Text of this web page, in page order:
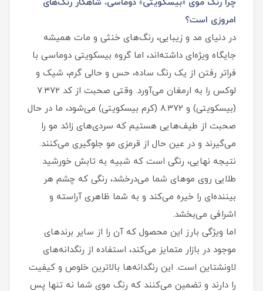
چرا رنگ موی «بیسکویتی» دوماسی، شاهکار رنگ‌های
امروزی است؟
در دنیای مد و زیبایی، رنگ‌های خنثی و مات همیشه
جایگاه ویژه‌ای داشته‌اند، اما گروه بیسکویتی دوماسی با
فراتر رفتن از یک رنگ ساده، حس و حالی گرم، شیک و
لوکس را به ارمغان می‌آورد. وقتی صحبت از کد ۷.۳۷۲
(بیسکویتی) و ۸.۳۷۲ (کرم بیسکویتی) می‌شود، ما در حال
صحبت از طیف‌هایی هستیم که سردی‌های زائد مو را
می‌گیرند و در عین حال از قرمزی مو جلوگیری می‌کنند.
نتیجه نهایی، رنگی است که شبیه به تابش خورشید
طلایی روی موهای شما می‌درخشد، رنگی که چشم هر
بیننده‌ای را خیره می‌کند و به شما ظاهری آراسته و
اشرافی می‌بخشد.
اما ویژگی بارز این محصول که آن را از سایر برندهای
موجود در بازار متمایز می‌کند، استفاده از رنگدانه‌های
لاونشتاین است. این رنگدانه‌ها بالاترین خلوص و کیفیت
را دارند و تضمین می‌کنند که رنگ موی شما نه تنها پس